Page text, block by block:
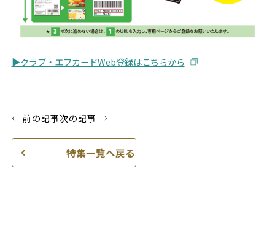
▶クラブ・エフカードWeb登録はこちらから
前の記事次の記事
特集一覧へ戻る